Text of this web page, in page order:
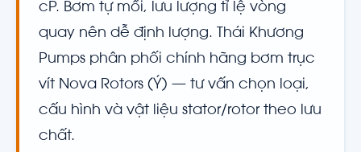
cP. Bơm tự mồi, lưu lượng tỉ lệ vòng
quay nên dễ định lượng. Thái Khương
Pumps phân phối chính hãng bơm trục
vít Nova Rotors (Ý) — tư vấn chọn loại,
cấu hình và vật liệu stator/rotor theo lưu
chất.